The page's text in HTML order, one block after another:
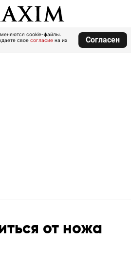
cookie-файлы.
свое согласие на их
Согласен
от ножа